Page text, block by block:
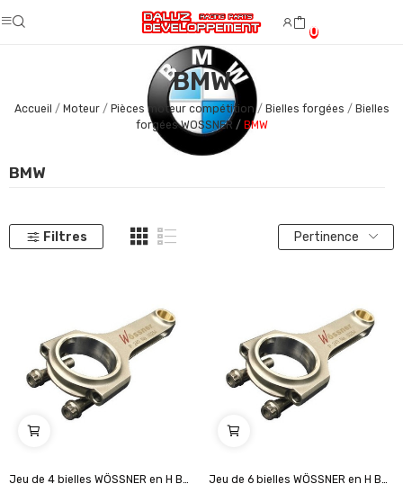
0
BMW
Accueil Moteur Pièces moteur compétition Bielles forgées
Bielles
forgées WOSSNER
BMW
BMW
Filtres Pertinence